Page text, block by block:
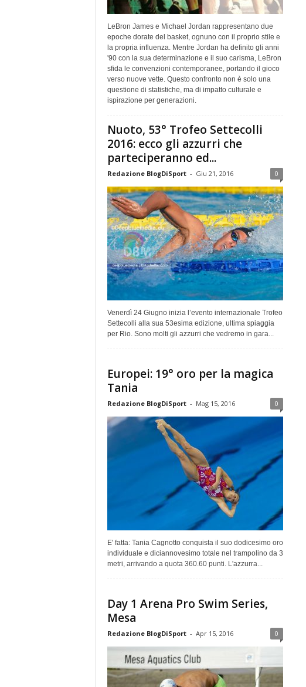
LeBron James e Michael Jordan rappresentano due
epoche dorate del basket, ognuno con il proprio stile e
la propria influenza. Mentre Jordan ha definito gli anni
'90 con la sua determinazione e il suo carisma, LeBron
sfida le convenzioni contemporanee, portando il gioco
verso nuove vette. Questo confronto non è solo una
questione di statistiche, ma di impatto culturale e
ispirazione per generazioni.
Nuoto, 53° Trofeo Settecolli
2016: ecco gli azzurri che
parteciperanno ed...
Redazione BlogDiSport - Giu 21, 2016 0
Venerdì 24 Giugno inizia l’evento internazionale Trofeo
Settecolli alla sua 53esima edizione, ultima spiaggia
per Rio. Sono molti gli azzurri che vedremo in gara...
Europei: 19° oro per la magica
Tania
Redazione BlogDiSport - Mag 15, 2016 0
E' fatta: Tania Cagnotto conquista il suo dodicesimo oro
individuale e diciannovesimo totale nel trampolino da 3
metri, arrivando a quota 360.60 punti. L'azzurra...
Day 1 Arena Pro Swim Series,
Mesa
Redazione BlogDiSport - Apr 15, 2016 0